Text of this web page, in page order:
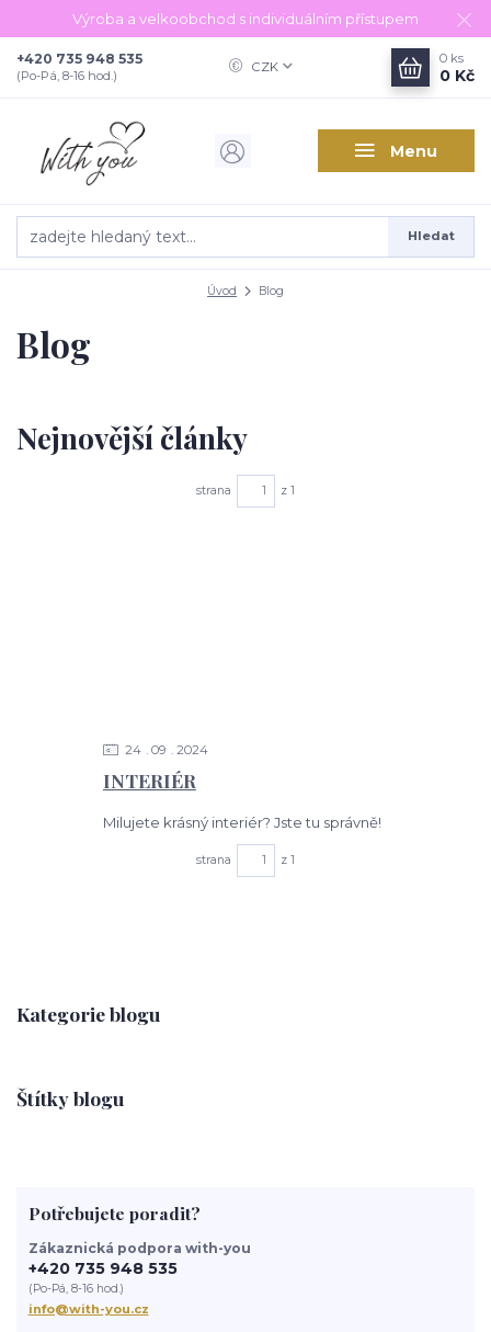
Výroba a velkoobchod s individuálním přístupem
Menu
CZK
Hledat
+420 735 948 535
(Po-Pá, 8-16 hod.)
0 ks
0 Kč
Úvod Blog
Kategorie blogu
Štítky blogu
Potřebujete poradit?
Zákaznická podpora with-you
+420 735 948 535
(Po-Pá, 8-16 hod.)
info@with-you.cz
Blog
Nejnovější články
strana z 1
INTERIÉR
24 09 2024
Milujete krásný interiér? Jste tu správně!
strana z 1